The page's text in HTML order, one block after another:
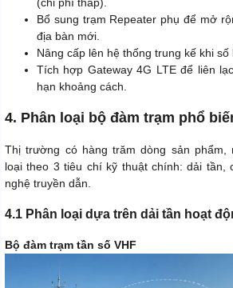
Bổ sung trạm Repeater phụ để mở
địa bàn mới.
Nâng cấp lên hệ thống trung kế khi
Tích hợp Gateway 4G LTE để liên
hạn khoảng cách.
4. Phân loại bộ đàm trạm phổ
Thị trường có hàng trăm dòng sản phẩm,
loại theo 3 tiêu chí kỹ thuật chính: dải tần,
nghệ truyền dẫn.
4.1 Phân loại dựa trên dải tần hoạt
Bộ đàm trạm tần số VHF